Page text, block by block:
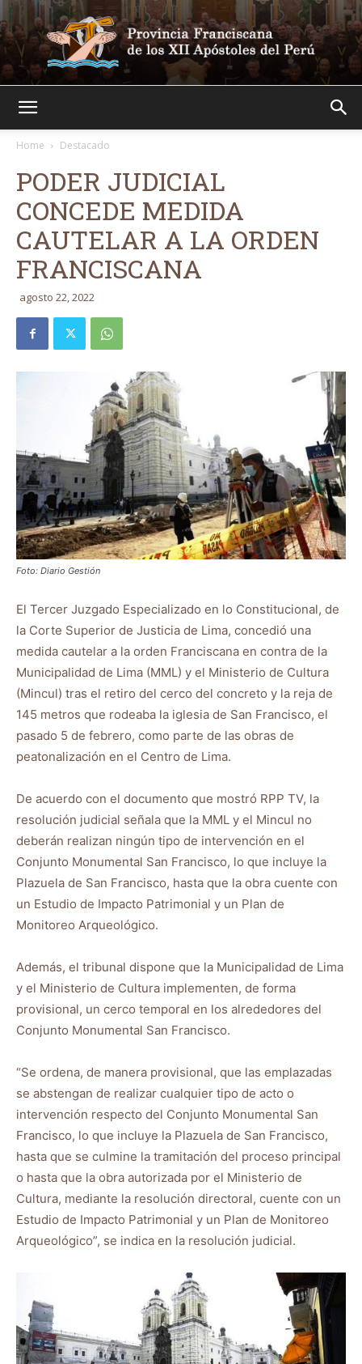
Home
Destacado
PODER JUDICIAL
CONCEDE MEDIDA
CAUTELAR A LA ORDEN
FRANCISCANA
agosto 22, 2022
Foto: Diario Gestión
El Tercer Juzgado Especializado en lo Constitucional, de
la Corte Superior de Justicia de Lima, concedió una
medida cautelar a la orden Franciscana en contra de la
Municipalidad de Lima (MML) y el Ministerio de Cultura
(Mincul) tras el retiro del cerco del concreto y la reja de
145 metros que rodeaba la iglesia de San Francisco, el
pasado 5 de febrero, como parte de las obras de
peatonalización en el Centro de Lima.
De acuerdo con el documento que mostró RPP TV, la
resolución judicial señala que la MML y el Mincul no
deberán realizan ningún tipo de intervención en el
Conjunto Monumental San Francisco, lo que incluye la
Plazuela de San Francisco, hasta que la obra cuente con
un Estudio de Impacto Patrimonial y un Plan de
Monitoreo Arqueológico.
Además, el tribunal dispone que la Municipalidad de Lima
y el Ministerio de Cultura implementen, de forma
provisional, un cerco temporal en los alrededores del
Conjunto Monumental San Francisco.
“Se ordena, de manera provisional, que las emplazadas
se abstengan de realizar cualquier tipo de acto o
intervención respecto del Conjunto Monumental San
Francisco, lo que incluye la Plazuela de San Francisco,
hasta que se culmine la tramitación del proceso principal
o hasta que la obra autorizada por el Ministerio de
Cultura, mediante la resolución directoral, cuente con un
Estudio de Impacto Patrimonial y un Plan de Monitoreo
Arqueológico”, se indica en la resolución judicial.